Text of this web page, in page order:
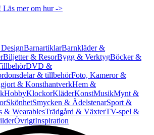
Läs mer om hur ->
BarnartiklarBarnkläder &
Biljetter & ResorBygg & VerktygBöcker &
DVD &
& tillbehörFoto, Kameror &
& KonsthantverkHem &
HobbyKlockorKläderKonstMusikMynt &
SkönhetSmycken & ÄdelstenarSport &
& WearablesTrädgård & VäxterTV-spel &
ÖvrigtInspiration